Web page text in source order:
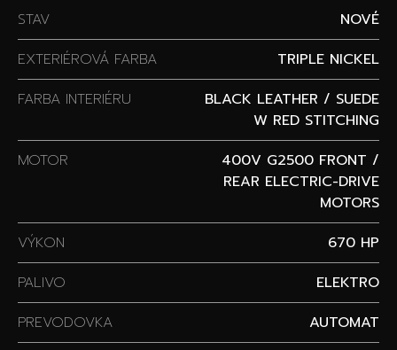
STAV
NOVÉ
EXTERIÉROVÁ FARBA
TRIPLE NICKEL
FARBA INTERIÉRU
BLACK LEATHER / SUEDE
W RED STITCHING
MOTOR
400V G2500 FRONT /
REAR ELECTRIC-DRIVE
MOTORS
VÝKON
670 HP
PALIVO
ELEKTRO
PREVODOVKA
AUTOMAT